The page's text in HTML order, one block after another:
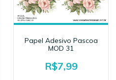
Papel Adesivo Pascoa
MOD 31
R$7,99